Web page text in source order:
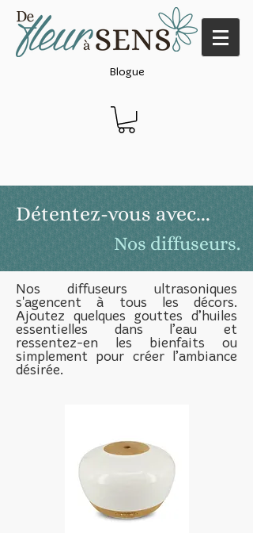
Blogue
Détentez-vous avec...
Nos diffuseurs.
Nos diffuseurs ultrasoniques
s'agencent à tous les décors.
Ajoutez quelques gouttes d’huiles
essentielles dans l’eau et
ressentez-en les bienfaits ou
simplement pour créer l’ambiance
désirée.